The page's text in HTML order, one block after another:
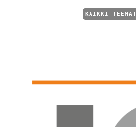
KAIKKI TEEMAT